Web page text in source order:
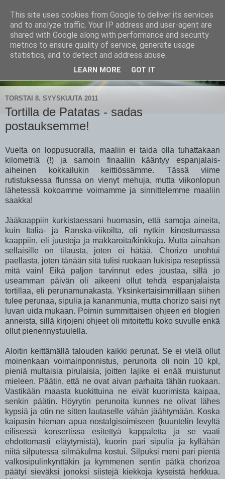
CampaSimpukka
kammen- ja kauhanpyöritystä
TORSTAI 8. SYYSKUUTA 2011
Tortilla de Patatas - sadas
postauksemme!
Vuelta on loppusuoralla, maaliin ei taida olla tuhattakaan
kilometriä (!) ja samoin finaaliin kääntyy espanjalais-
aiheinen kokkailukin keittiössämme. Tässä viime
rutistuksessa flunssa on vienyt mehuja, mutta viikonlopun
lähetessä kokoamme voimamme ja sinnittelemme maaliin
saakka!
Jääkaappiin kurkistaessani huomasin, että samoja aineita,
kuin Italia- ja Ranska-viikoilta, oli nytkin kinostumassa
kaappiin, eli juustoja ja makkaroita/kinkkuja. Mutta ainahan
sellaisille on tilausta, joten ei hätää. Chorizo unohtui
paellasta, joten tänään sitä tulisi ruokaan lukisipa reseptissä
mitä vain! Eikä paljon tarvinnut edes joustaa, sillä jo
useamman päivän oli aikeeni ollut tehdä espanjalaista
tortillaa, eli perunamunakasta. Yksinkertaisimmillaan siihen
tulee perunaa, sipulia ja kananmunia, mutta chorizo saisi nyt
luvan uida mukaan. Poimin summittaisen ohjeen eri blogien
anneista, sillä kirjojeni ohjeet oli mitoitettu koko suvulle enkä
ollut pienennystuulella.
Aloitin keittämällä talouden kaikki perunat. Se ei vielä ollut
moinenkaan voimainponnistus, perunoita oli noin 10 kpl,
pieniä multaisia pirulaisia, joitten lajike ei enää muistunut
mieleen. Päätin, että ne ovat aivan parhaita tähän ruokaan.
Vastikään maasta kuokittuina ne eivät kuorimista kaipaa,
senkin päätin. Höyrytin perunoita kunnes ne olivat lähes
kypsiä ja otin ne sitten lautaselle vähän jäähtymään. Koska
kaipasin hieman apua nostalgisoimiseen (kuuntelin levyltä
eilisessä konsertissa esitettyä kappaletta ja se vaati
ehdottomasti eläytymistä), kuorin pari sipulia ja kyllähän
niitä silputessa silmäkulma kostui. Silpuksi meni pari pientä
valkosipulinkynttäkin ja kymmenen sentin pätkä chorizoa
päätyi sieväksi jonoksi siistejä kiekkoja kyseistä herkkua.
This site uses cookies from Google to deliver its services
and to analyze traffic. Your IP address and user-agent are
shared with Google along with performance and security
metrics to ensure quality of service, generate usage
statistics, and to detect and address abuse.
LEARN MORE GOT IT